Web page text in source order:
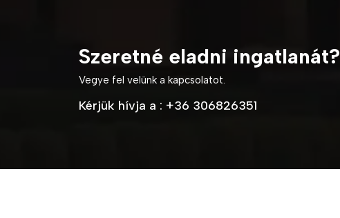
Szeretné eladni ingatlanát?
Vegye fel velünk a kapcsolatot.
Kérjük hívja a : +36 306826351